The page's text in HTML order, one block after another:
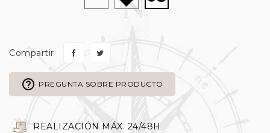
dibujo
Compartir
help_outline PREGUNTA SOBRE PRODUCTO
REALIZACIÓN MÁX. 24/48H